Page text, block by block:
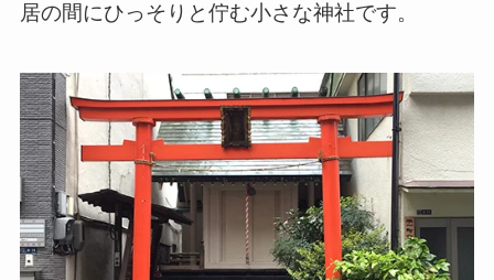
居の間にひっそりと佇む小さな神社です。